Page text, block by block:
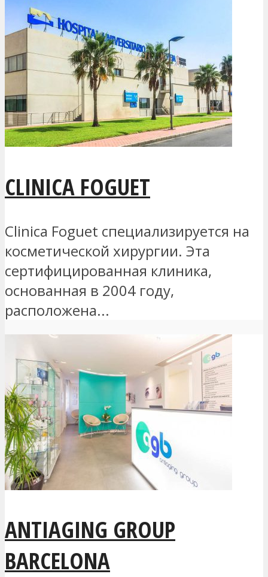
CLINICA FOGUET
Clinica Foguet специализируется на
косметической хирургии. Эта
сертифицированная клиника,
основанная в 2004 году,
расположена...
ANTIAGING GROUP
BARCELONA